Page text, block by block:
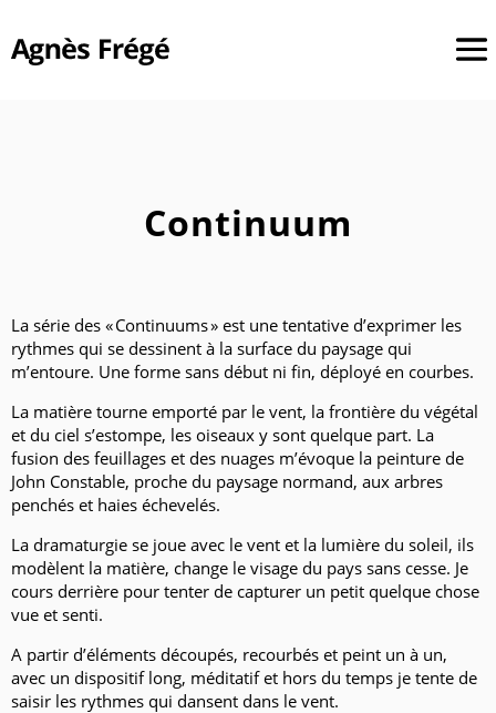
Continuum
La série des « Continuums » est une tentative d’exprimer les
rythmes qui se dessinent à la surface du paysage qui
m’entoure. Une forme sans début ni fin, déployé en courbes.
La matière tourne emporté par le vent, la frontière du végétal
et du ciel s’estompe, les oiseaux y sont quelque part. La
fusion des feuillages et des nuages m’évoque la peinture de
John Constable, proche du paysage normand, aux arbres
penchés et haies échevelés.
La dramaturgie se joue avec le vent et la lumière du soleil, ils
modèlent la matière, change le visage du pays sans cesse. Je
cours derrière pour tenter de capturer un petit quelque chose
vue et senti.
A partir d’éléments découpés, recourbés et peint un à un,
avec un dispositif long, méditatif et hors du temps je tente de
saisir les rythmes qui dansent dans le vent.